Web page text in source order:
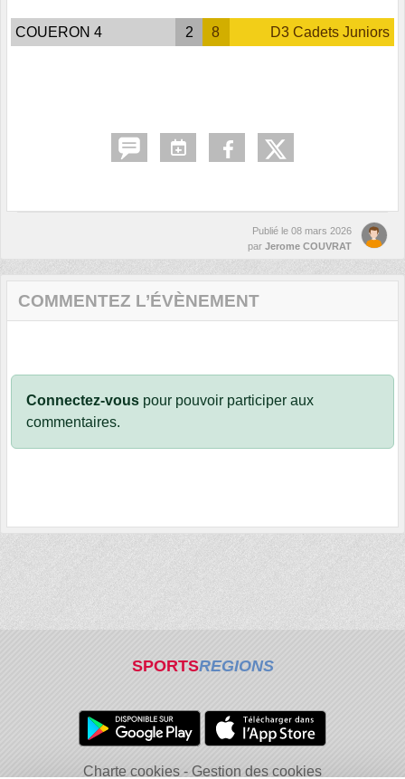
COUERON 4 2 8 D3 Cadets Juniors
Publié le 08 mars 2026
par Jerome COUVRAT
COMMENTEZ L’ÉVÈNEMENT
Connectez-vous pour pouvoir participer aux
commentaires.
SPORTSREGIONS
Charte cookies Gestion des cookies